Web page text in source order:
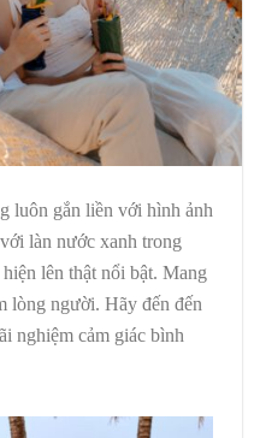
luôn gắn liền với hình ảnh
làn nước xanh trong
lên thật nổi bật. Mang
lòng người. Hãy đến đến
nghiệm cảm giác bình